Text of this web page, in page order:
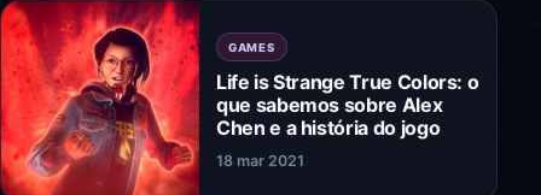
GAMES
Life is Strange True Colors: o
que sabemos sobre Alex
Chen e a história do jogo
18 mar 2021